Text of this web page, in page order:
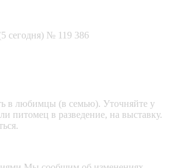
сегодня) № 119 386
в любимцы (в семью). Уточняйте у
питомец в разведение, на выставку.